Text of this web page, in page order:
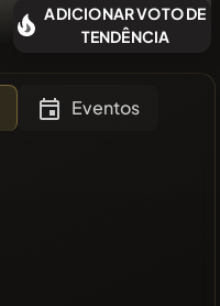
ADICIONAR VOTO DE
TENDÊNCIA
Eventos